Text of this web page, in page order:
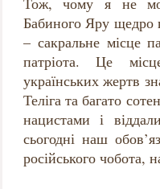
Бабиного Яру щедро
– сакральне місце
патріота. Це
українських жертв
Теліга та багато
нацистами і
сьогодні наш
російського чобота,